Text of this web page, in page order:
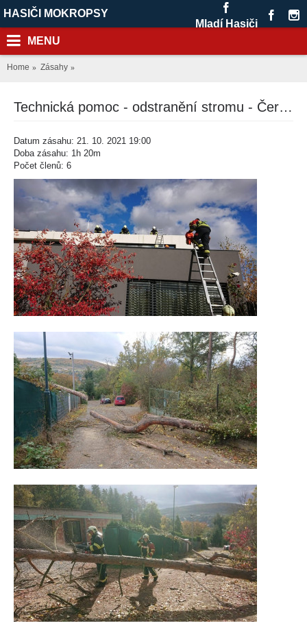
HASIČI MOKROPSY
Mladí Hasiči
MENU
Home Zásahy
Technická pomoc - odstranění stromu - Černošice, ul. Svat. Čecha
Datum zásahu: 21. 10. 2021 19:00
Doba zásahu: 1h 20m
Počet členů: 6